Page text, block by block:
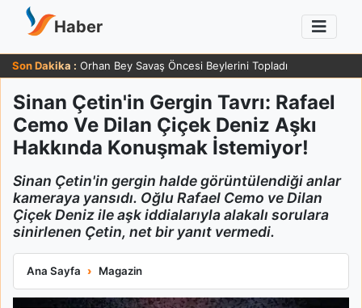
Haber
Son Dakika : Orhan Bey Savaş Öncesi Beylerini Topladı
Sinan Çetin'in Gergin Tavrı: Rafael
Cemo Ve Dilan Çiçek Deniz Aşkı
Hakkında Konuşmak İstemiyor!
Sinan Çetin'in gergin halde görüntülendiği anlar
kameraya yansıdı. Oğlu Rafael Cemo ve Dilan
Çiçek Deniz ile aşk iddialarıyla alakalı sorulara
sinirlenen Çetin, net bir yanıt vermedi.
Ana Sayfa Magazin
Sinan Çetin'in Gergin Tavrı: Rafael Cemo Ve Dilan Çiçek